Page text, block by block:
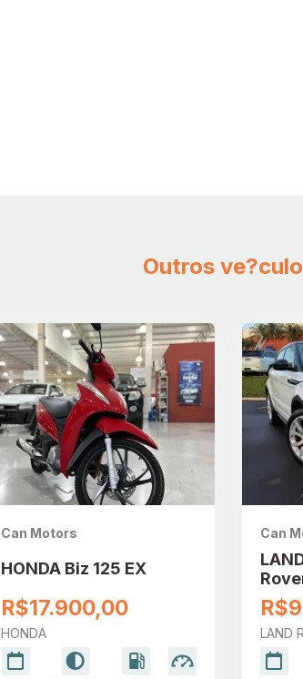
Outros
Can Motors
HONDA Biz 125 EX
R$17.900,00
HONDA
Can
4P
LAND